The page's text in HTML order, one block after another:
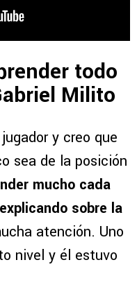
todo
Milito
y creo que
sea de la posición
mucho cada
sobre la
atención. Uno
nivel y él estuvo